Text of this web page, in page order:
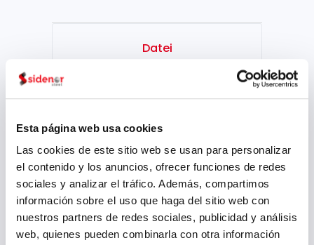
Esta página web usa cookies
Las cookies de este sitio web se usan para personalizar
el contenido y los anuncios, ofrecer funciones de redes
sociales y analizar el tráfico. Además, compartimos
información sobre el uso que haga del sitio web con
nuestros partners de redes sociales, publicidad y análisis
web, quienes pueden combinarla con otra información
Datei
Mai 2026
März 2026
Januar 2026
Dezember 2025
Oktober 2025
September 2025